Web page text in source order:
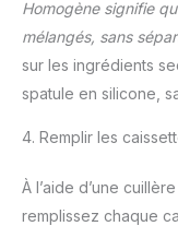
Homogène signifie
mélangés, sans
sur les ingrédients
spatule en silicone,
4. Remplir les
À l’aide d’une
remplissez chaque